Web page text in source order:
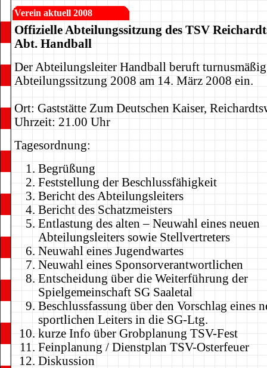
Verein aktuell 2008
Offizielle Abteilungssitzung des TSV
Abt. Handball
Der Abteilungsleiter Handball beruft turnusmäßig
Abteilungssitzung 2008 am 14. März 2008 ein.
Ort: Gaststätte Zum Deutschen Kaiser,
Uhrzeit: 21.00 Uhr
Tagesordnung:
Begrüßung
Feststellung der Beschlussfähigkeit
Bericht des Abteilungsleiters
Bericht des Schatzmeisters
Entlastung des alten – Neuwahl eines neuen
Abteilungsleiters sowie Stellvertreters
Neuwahl eines Jugendwartes
Neuwahl eines Sponsorverantwortlichen
Entscheidung über die Weiterführung der
Spielgemeinschaft SG Saaletal
Beschlussfassung über den Vorschlag eines
sportlichen Leiters in die SG-Ltg.
kurze Info über Grobplanung TSV-Fest
Feinplanung / Dienstplan TSV-Osterfeuer
Diskussion